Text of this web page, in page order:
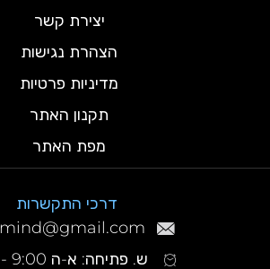
יצירת קשר
הצהרת נגישות
מדיניות פרטיות
תקנון האתר
מפת האתר
דרכי התקשרות
ש. פתיחה: א-ה 9:00 - 17:00